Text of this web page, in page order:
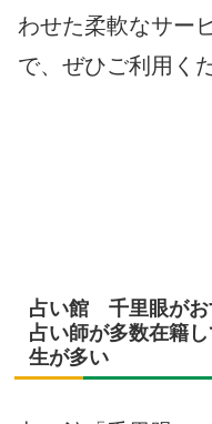
わせた柔軟なサー
で、ぜひご利用く
占い館 千里眼がお
占い師が多数在籍
生が多い